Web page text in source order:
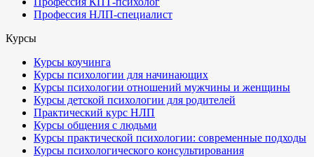
Профессия НЛП-специалист
Курсы
Курсы коучинга
Курсы психологии для начинающих
Курсы психологии отношений мужчины и женщины
Курсы детской психологии для родителей
Практический курс НЛП
Курсы общения с людьми
Курсы практической психологии: современные подходы
Курсы психологического консультирования